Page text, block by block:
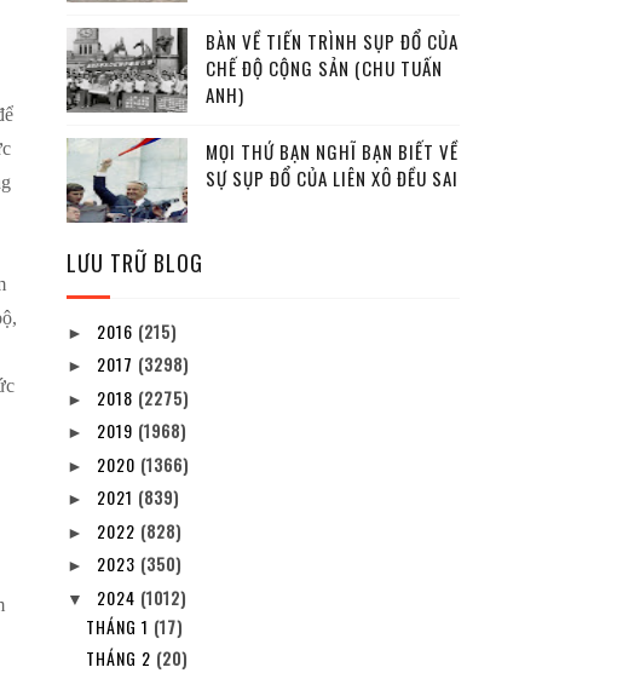
BÀN VỀ TIẾN TRÌNH SỤP ĐỔ CỦA
CHẾ ĐỘ CỘNG SẢN (CHU TUẤN
ANH)
MỌI THỨ BẠN NGHĨ BẠN BIẾT VỀ
SỰ SỤP ĐỔ CỦA LIÊN XÔ ĐỀU SAI
LƯU TRỮ BLOG
► 2016 (215)
► 2017 (3298)
► 2018 (2275)
► 2019 (1968)
► 2020 (1366)
► 2021 (839)
► 2022 (828)
► 2023 (350)
▼ 2024 (1012)
THÁNG 1 (17)
THÁNG 2 (20)